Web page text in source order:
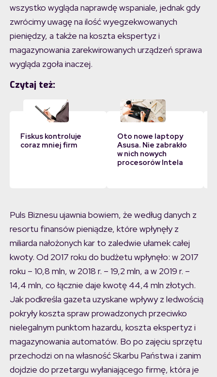
wszystko wygląda naprawdę wspaniale, jednak gdy
zwrócimy uwagę na ilość wyegzekwowanych
pieniędzy, a także na koszta ekspertyz i
magazynowania zarekwirowanych urządzeń sprawa
wygląda zgoła inaczej.
Czytaj też:
Fiskus kontroluje
coraz mniej firm
Oto nowe laptopy
Asusa. Nie zabrakło
w nich nowych
procesorów Intela
Puls Biznesu ujawnia bowiem, że według danych z
resortu finansów pieniądze, które wpłynęły z
miliarda nałożonych kar to zaledwie ułamek całej
kwoty. Od 2017 roku do budżetu wpłynęło: w 2017
roku – 10,8 mln, w 2018 r. – 19,2 mln, a w 2019 r. –
14,4 mln, co łącznie daje kwotę 44,4 mln złotych.
Jak podkreśla gazeta uzyskane wpływy z ledwością
pokryły koszta spraw prowadzonych przeciwko
nielegalnym punktom hazardu, koszta ekspertyz i
magazynowania automatów. Bo po zajęciu sprzętu
przechodzi on na własność Skarbu Państwa i zanim
dojdzie do przetargu wyłaniającego firmę, która je